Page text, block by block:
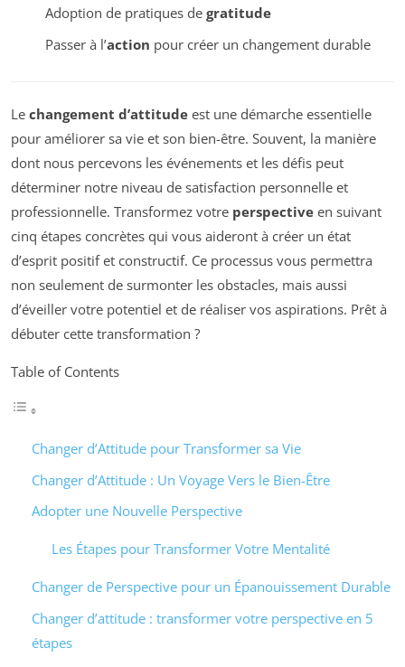
Adoption de pratiques de gratitude
Passer à l’action pour créer un changement durable
Le changement d’attitude est une démarche essentielle
pour améliorer sa vie et son bien-être. Souvent, la manière
dont nous percevons les événements et les défis peut
déterminer notre niveau de satisfaction personnelle et
professionnelle. Transformez votre perspective en suivant
cinq étapes concrètes qui vous aideront à créer un état
d’esprit positif et constructif. Ce processus vous permettra
non seulement de surmonter les obstacles, mais aussi
d’éveiller votre potentiel et de réaliser vos aspirations. Prêt à
débuter cette transformation ?
Table of Contents
Changer d’Attitude pour Transformer sa Vie
Changer d’Attitude : Un Voyage Vers le Bien-Être
Adopter une Nouvelle Perspective
Les Étapes pour Transformer Votre Mentalité
Changer de Perspective pour un Épanouissement Durable
Changer d’attitude : transformer votre perspective en 5
étapes